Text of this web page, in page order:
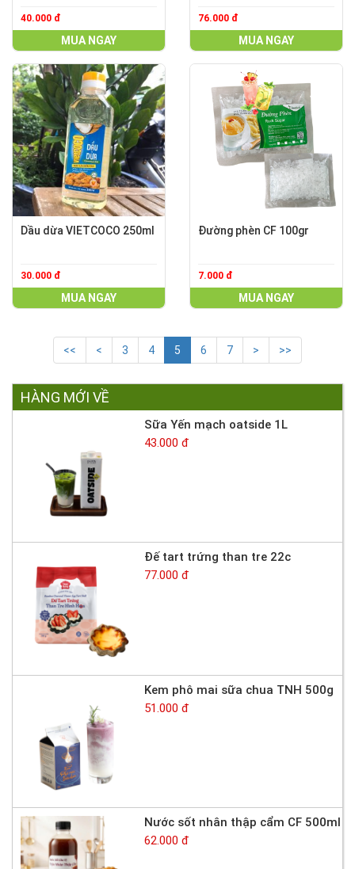
40.000 đ
MUA NGAY
76.000 đ
MUA NGAY
Dầu dừa VIETCOCO 250ml
30.000 đ
MUA NGAY
Đường phèn CF 100gr
7.000 đ
MUA NGAY
<< < 3 4 5 6 7 > >>
HÀNG MỚI VỀ
Sữa Yến mạch oatside 1L
43.000 đ
Đế tart trứng than tre 22c
77.000 đ
Kem phô mai sữa chua TNH 500g
51.000 đ
Nước sốt nhân thập cẩm CF 500ml
62.000 đ